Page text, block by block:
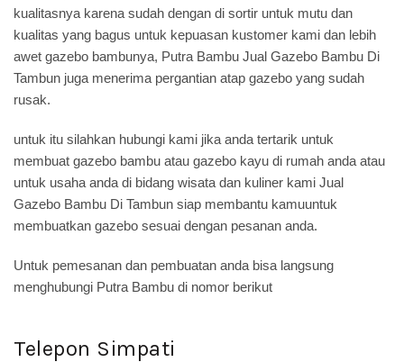
kualitasnya karena sudah dengan di sortir untuk mutu dan
kualitas yang bagus untuk kepuasan kustomer kami dan lebih
awet gazebo bambunya, Putra Bambu Jual Gazebo Bambu Di
Tambun juga menerima pergantian atap gazebo yang sudah
rusak.
untuk itu silahkan hubungi kami jika anda tertarik untuk
membuat gazebo bambu atau gazebo kayu di rumah anda atau
untuk usaha anda di bidang wisata dan kuliner kami Jual
Gazebo Bambu Di Tambun siap membantu kamuuntuk
membuatkan gazebo sesuai dengan pesanan anda.
Untuk pemesanan dan pembuatan anda bisa langsung
menghubungi Putra Bambu di nomor berikut
Telepon Simpati